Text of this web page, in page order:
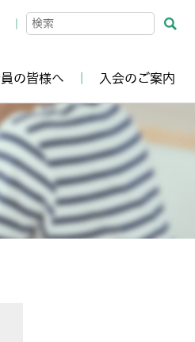
の皆様へ 入会のご案内